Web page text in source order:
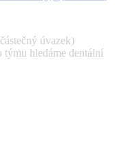
úvazek)
týmu hledáme dentální